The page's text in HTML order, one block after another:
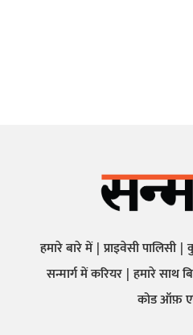
हमारे बारे में प्राइवेसी पालिसी
सन्मार्ग में करियर हमारे साथ
कोड ऑफ़